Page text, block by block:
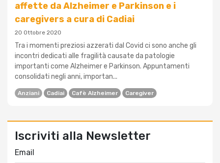
affette da Alzheimer e Parkinson e i
caregivers a cura di Cadiai
20 Ottobre 2020
Tra i momenti preziosi azzerati dal Covid ci sono anche gli
incontri dedicati alle fragilità causate da patologie
importanti come Alzheimer e Parkinson. Appuntamenti
consolidati negli anni, importan...
Anziani Cadiai Cafè Alzheimer Caregiver
Iscriviti alla Newsletter
Email